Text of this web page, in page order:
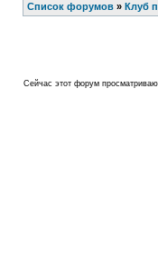
Список форумов » Клуб
Сейчас этот форум